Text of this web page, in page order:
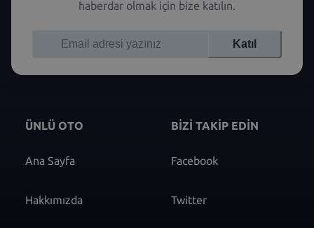
haberdar olmak için bize katılın.
Katıl
ÜNLÜ OTO
Ana Sayfa
Hakkımızda
BİZİ TAKİP EDİN
Facebook
Twitter